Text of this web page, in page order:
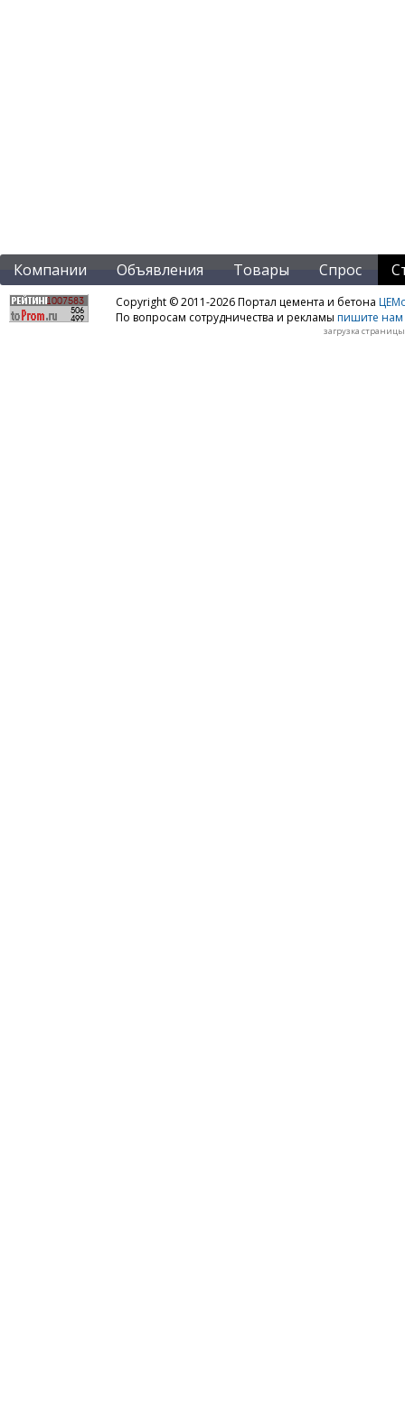
Компании Объявления Товары Спрос
Copyright © 2011-2026 Портал цемента и бетона
По вопросам сотрудничества и рекламы пишите нам
загрузка